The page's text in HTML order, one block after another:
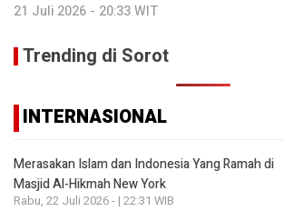
21 Juli 2026 - 20:33 WIT
Trending di Sorot
INTERNASIONAL
Merasakan Islam dan Indonesia Yang Ramah di
Masjid Al-Hikmah New York
Rabu, 22 Juli 2026 - | 22:31 WIB